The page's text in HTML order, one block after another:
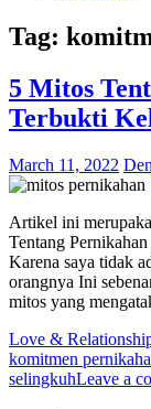
Tag:
5 Mitos
Terbukti
March 11, 2022
Artikel ini
Tentang
Karena saya tidak
orangnya Ini
mitos yang
Love &
komitmen
selingkuhLeave a